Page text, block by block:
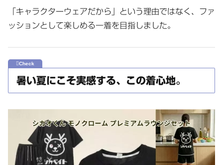
「キャラクターウェアだから」という理由ではなく、ファ
ッションとして楽しめる一着を目指しました。
暑い夏にこそ実感する、この着心地。